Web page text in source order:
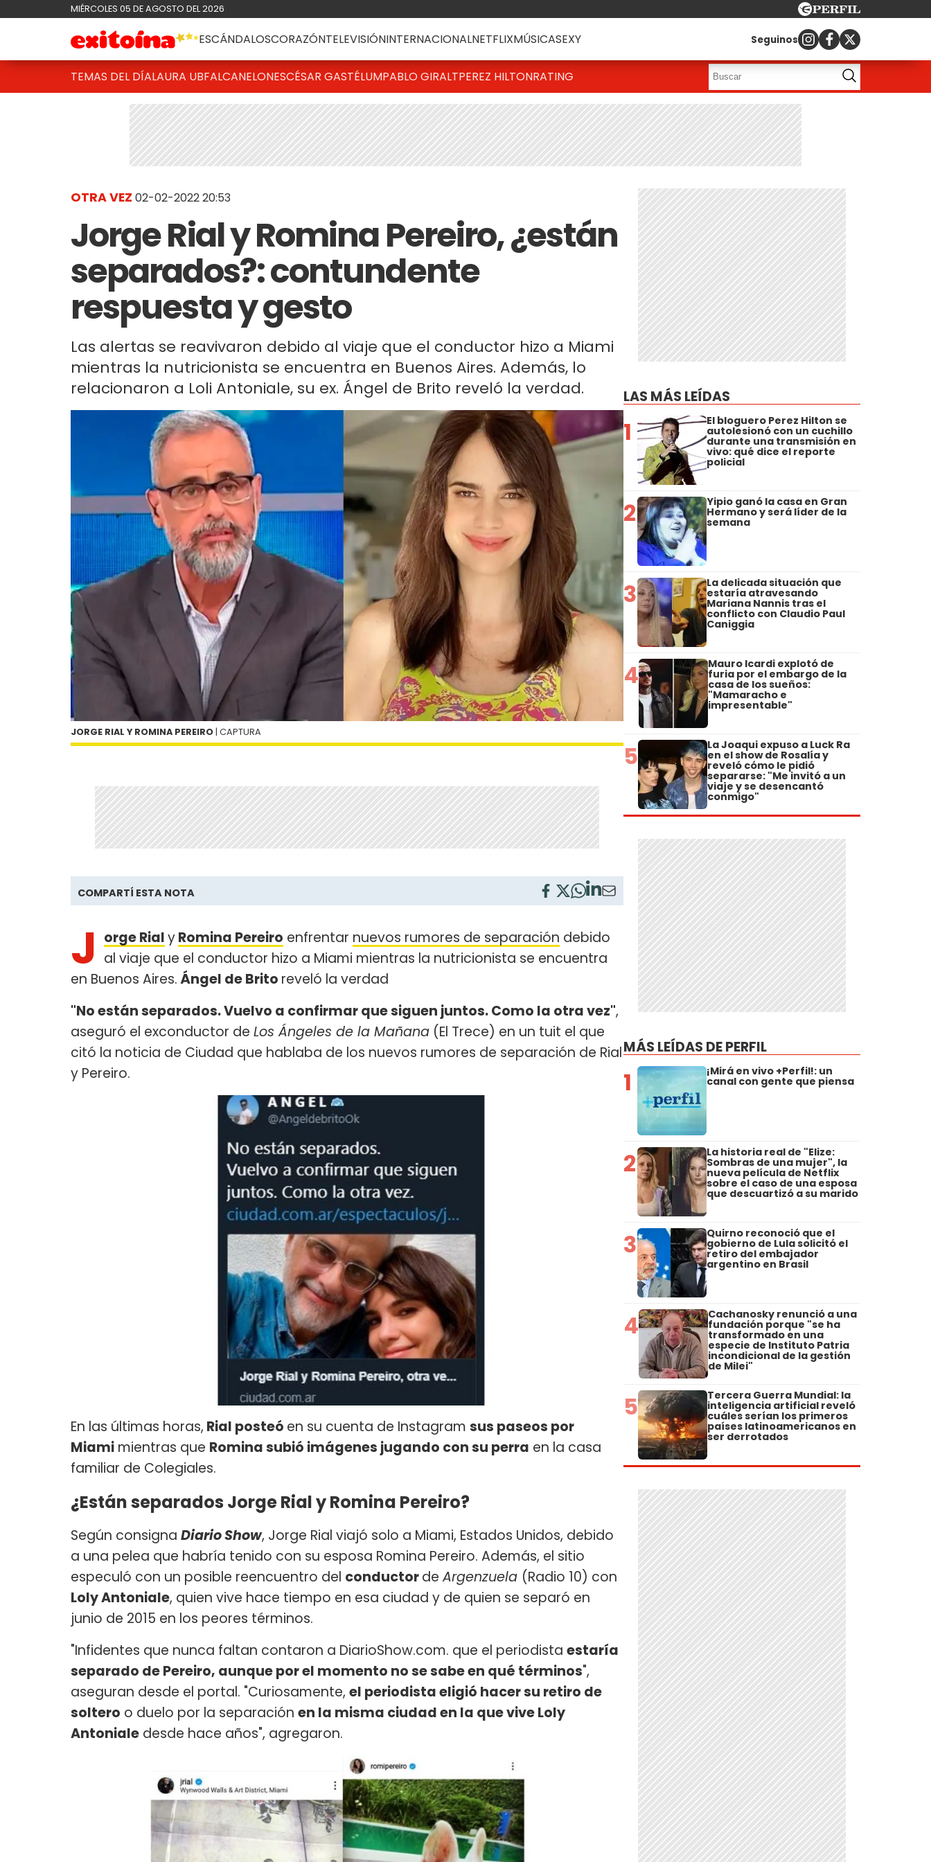
MIÉRCOLES 05 DE AGOSTO DEL 2026
ESCÁNDALOSCORAZÓNTELEVISIÓNINTERNACIONALNETFLIXMÚSICASEXY Seguinos
TEMAS DEL DÍALAURA UBFALCANELONESCÉSAR GASTÉLUMPABLO GIRALTPEREZ HILTONRATING
OTRA VEZ 02-02-2022 20:53
Jorge Rial y Romina Pereiro, ¿están
separados?: contundente
respuesta y gesto
Las alertas se reavivaron debido al viaje que el conductor hizo a Miami
mientras la nutricionista se encuentra en Buenos Aires. Además, lo
relacionaron a Loli Antoniale, su ex. Ángel de Brito reveló la verdad.
JORGE RIAL Y ROMINA PEREIRO | CAPTURA
COMPARTÍ ESTA NOTA
J orge RialyRomina Pereiro enfrentar nuevos rumores de separación debido
al viaje que el conductor hizo a Miami mientras la nutricionista se encuentra
en Buenos Aires.Ángel de Brito reveló la verdad
"No están separados. Vuelvo a confirmar que siguen juntos. Como la otra vez",
aseguró el exconductor de Los Ángeles de la Mañana (El Trece) en un tuit el que
citó la noticia de Ciudad que hablaba de los nuevos rumores de separación de Rial
y Pereiro.
En las últimas horas, Rial posteó en su cuenta de Instagram sus paseos por
Miami mientras que Romina subió imágenes jugando con su perra en la casa
familiar de Colegiales.
¿Están separados Jorge Rial y Romina Pereiro?
Según consigna Diario Show, Jorge Rial viajó solo a Miami, Estados Unidos, debido
a una pelea que habría tenido con su esposa Romina Pereiro. Además, el sitio
especuló con un posible reencuentro del conductordeArgenzuela (Radio 10) con
Loly Antoniale, quien vive hace tiempo en esa ciudad y de quien se separó en
junio de 2015 en los peores términos.
"Infidentes que nunca faltan contaron a DiarioShow.com. que el periodista estaría
separado de Pereiro, aunque por el momento no se sabe en qué términos",
aseguran desde el portal. "Curiosamente, el periodista eligió hacer su retiro de
soltero o duelo por la separación en la misma ciudad en la que vive Loly
Antoniale desde hace años", agregaron.
LAS MÁS LEÍDAS
1 El bloguero Perez Hilton se
autolesionó con un cuchillo
durante una transmisión en
vivo: qué dice el reporte
policial
2 Yipio ganó la casa en Gran
Hermano y será líder de la
semana
3 La delicada situación que
estaría atravesando
Mariana Nannis tras el
conflicto con Claudio Paul
Caniggia
4 Mauro Icardi explotó de
furia por el embargo de la
casa de los sueños:
"Mamaracho e
impresentable"
5 La Joaqui expuso a Luck Ra
en el show de Rosalía y
reveló cómo le pidió
separarse: "Me invitó a un
viaje y se desencantó
conmigo"
MÁS LEÍDAS DE PERFIL
1 ¡Mirá en vivo +Perfil!: un
canal con gente que piensa
2 La historia real de "Elize:
Sombras de una mujer", la
nueva película de Netflix
sobre el caso de una esposa
que descuartizó a su marido
3 Quirno reconoció que el
gobierno de Lula solicitó el
retiro del embajador
argentino en Brasil
4 Cachanosky renunció a una
fundación porque "se ha
transformado en una
especie de Instituto Patria
incondicional de la gestión
de Milei"
5 Tercera Guerra Mundial: la
inteligencia artificial reveló
cuáles serían los primeros
países latinoamericanos en
ser derrotados